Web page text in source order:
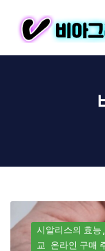
시알리스의 효능
교 온라인 구매